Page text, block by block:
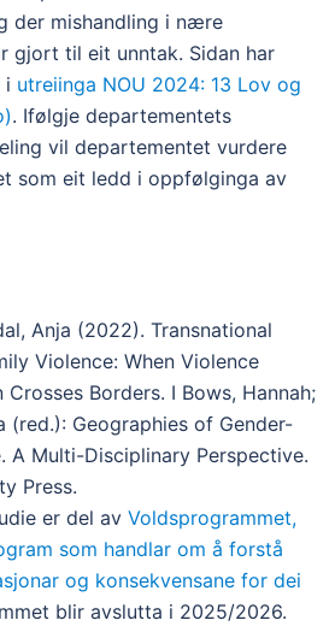
der mishandling i nære
gjort til eit unntak. Sidan har
i utreiinga NOU 2024: 13 Lov og
. Ifølgje departementets
vil departementet vurdere
som eit ledd i oppfølginga av
Anja (2022). Transnational
Violence: When Violence
Crosses Borders. I Bows, Hannah;
(red.): Geographies of Gender-
A Multi-Disciplinary Perspective.
Press.
er del av Voldsprogrammet,
som handlar om å forstå
og konsekvensane for dei
blir avslutta i 2025/2026.